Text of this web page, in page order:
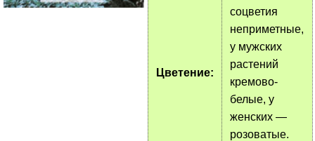
Цветение:
соцветия
неприметные,
у мужских
растений
кремово-
белые, у
женских —
розоватые.